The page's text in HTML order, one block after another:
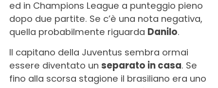
ed in Champions League a punteggio pieno
dopo due partite. Se c’è una nota negativa,
quella probabilmente riguarda Danilo.
Il capitano della Juventus sembra ormai
essere diventato un separato in casa. Se
fino alla scorsa stagione il brasiliano era uno